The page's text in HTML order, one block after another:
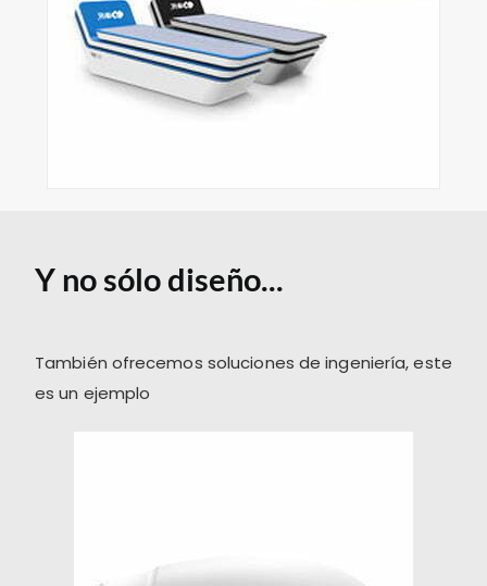
Y no sólo diseño...
También ofrecemos soluciones de ingeniería, este
es un ejemplo